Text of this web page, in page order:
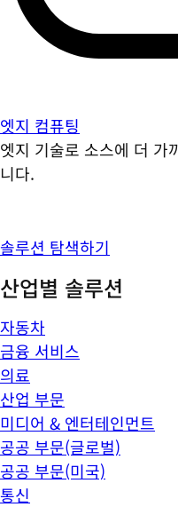
엣지 컴퓨팅
엣지 기술로 소스에 더 가
니다.
솔루션 탐색하기
산업별 솔루션
자동차
금융 서비스
의료
산업 부문
미디어 & 엔터테인먼트
공공 부문(글로벌)
공공 부문(미국)
통신